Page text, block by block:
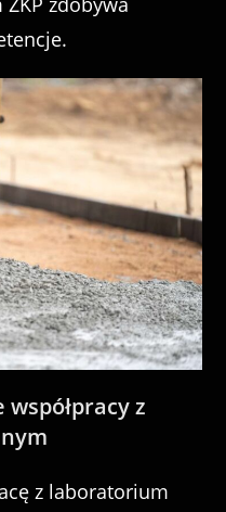
z
z laboratorium